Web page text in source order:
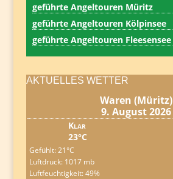
geführte Angeltouren Müritz
geführte Angeltouren Kölpinsee
geführte Angeltouren Fleesensee
AKTUELLES WETTER
Waren (Müritz)
9. August 2026
Klar
23°C
Gefühlt: 21°C
Luftdruck: 1017 mb
Luftfeuchtigkeit: 49%